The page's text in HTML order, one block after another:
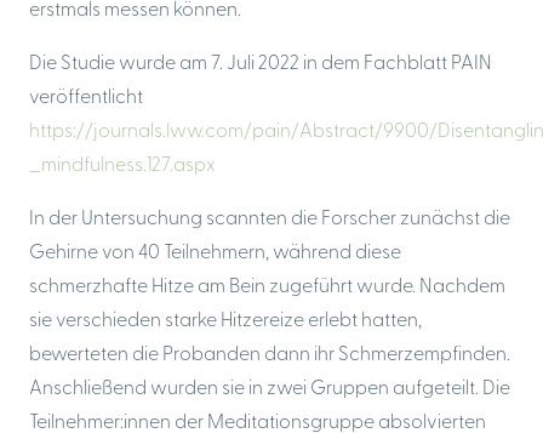
erstmals messen können.
Die Studie wurde am 7. Juli 2022 in dem Fachblatt PAIN
veröffentlicht
https://journals.lww.com/pain/Abstract/9900/
_mindfulness.127.aspx
In der Untersuchung scannten die Forscher zunächst die
Gehirne von 40 Teilnehmern, während diese
schmerzhafte Hitze am Bein zugeführt wurde. Nachdem
sie verschieden starke Hitzereize erlebt hatten,
bewerteten die Probanden dann ihr Schmerzempfinden.
Anschließend wurden sie in zwei Gruppen aufgeteilt. Die
Teilnehmer:innen der Meditationsgruppe absolvierten